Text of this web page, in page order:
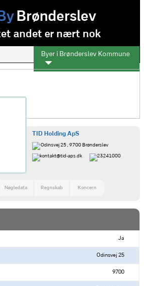
Brønderslev
andet er nært nok
Byer i Brønderslev Kommune
TID Holding ApS
Odinsvej 25 , 9700 Brønderslev
kontakt@tid-aps.dk
23241000
Nøgledata Regnskab Koncern
Ja
Odinsvej 25
9700